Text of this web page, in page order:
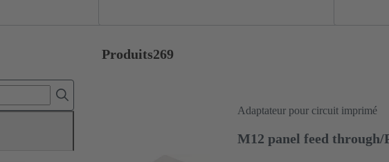
Produits269
Adaptateur pour circuit imprimé
M12 panel feed through/